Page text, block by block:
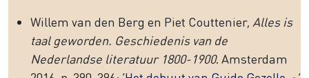
Willem van den Berg en Piet Couttenier, Alles is
taal geworden. Geschiedenis van de
Nederlandse literatuur 1800-1900. Amsterdam